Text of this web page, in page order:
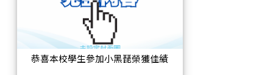
恭喜本校學生參加小黑琵榮獲佳績